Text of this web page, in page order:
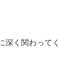
深く関わってく